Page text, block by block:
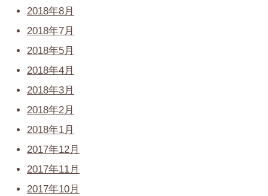
2018年8月
2018年7月
2018年5月
2018年4月
2018年3月
2018年2月
2018年1月
2017年12月
2017年11月
2017年10月